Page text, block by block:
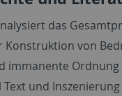
das
von
immanente
und